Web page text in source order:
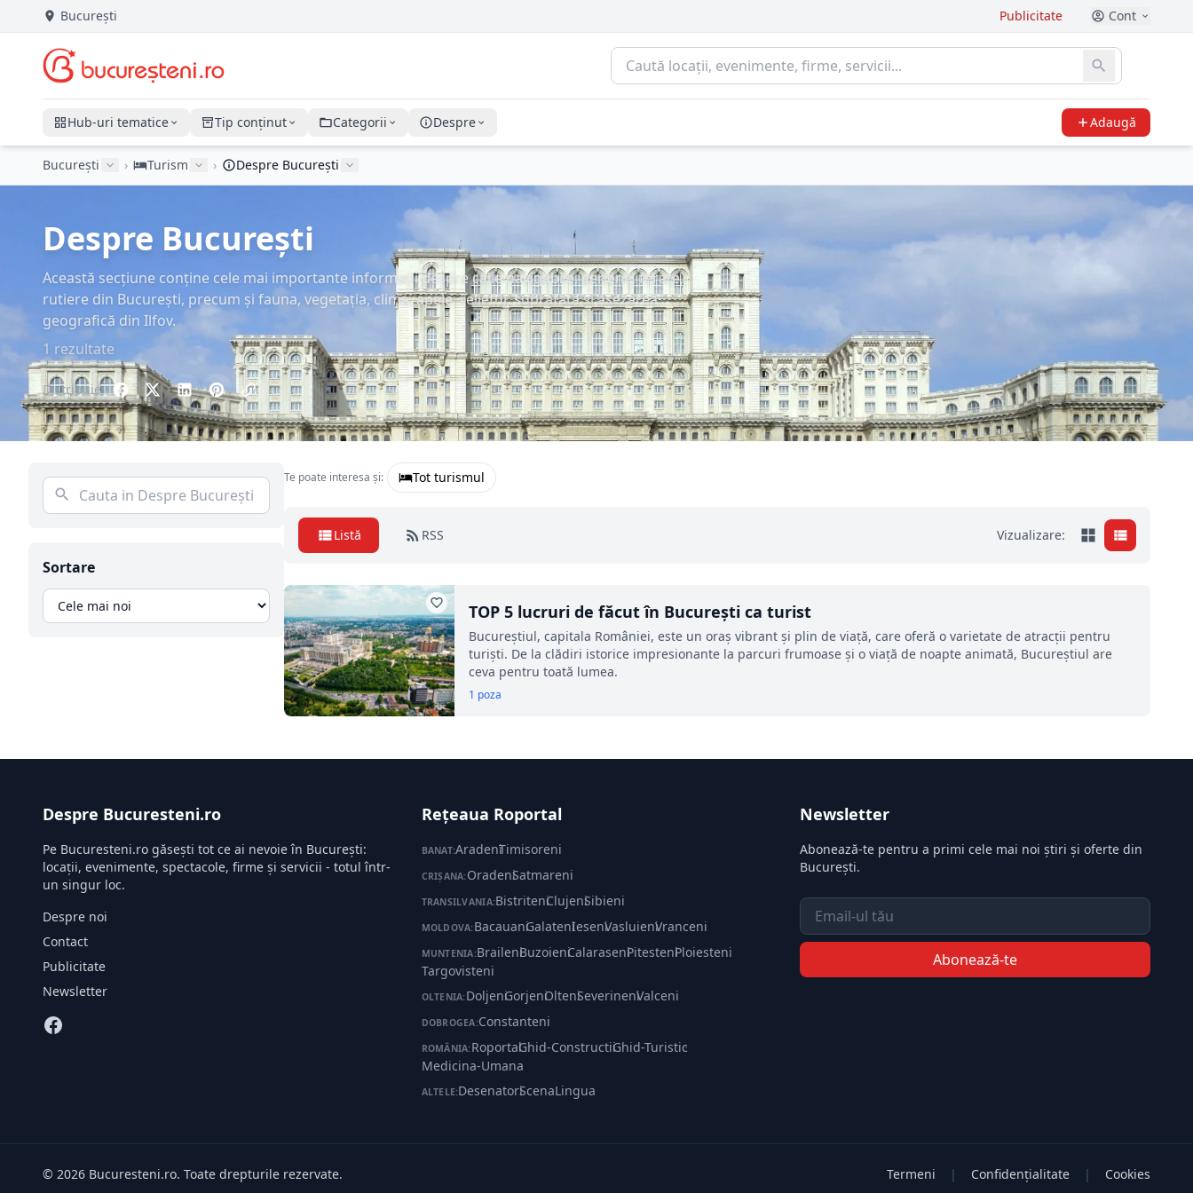
București Publicitate Cont
Hub-uri tematice Tip conținut Categorii Despre Adaugă
București › Turism › Despre București
Despre București
Această secțiune conține cele mai importante informații despre căile navigabile, aeriene, ferate,
rutiere din București, precum și fauna, vegetația, clima, apele, relieful, suprafața și așezarea
geografică din Ilfov.
1 rezultate
Distribuie:
Sortare
Te poate interesa și: Tot turismul
Listă RSS Vizualizare:
TOP 5 lucruri de făcut în București ca turist
Bucureștiul, capitala României, este un oraș vibrant și plin de viață, care oferă o varietate de atracții pentru
turiști. De la clădiri istorice impresionante la parcuri frumoase și o viață de noapte animată, Bucureștiul are
ceva pentru toată lumea.
1 poza
Despre Bucuresteni.ro
Pe Bucuresteni.ro găsești tot ce ai nevoie în București:
locații, evenimente, spectacole, firme și servicii - totul într-
un singur loc.
Despre noi
Contact
Publicitate
Newsletter
Rețeaua Roportal
BANAT:Aradeni·Timisoreni
CRIȘANA: Oradeni·Satmareni
TRANSILVANIA:Bistriteni·Clujeni·Sibieni
MOLDOVA: Bacauani·Galateni·Ieseni·Vasluieni·Vranceni
MUNTENIA:Braileni·Buzoieni·Calaraseni·Pitesteni·Ploiesteni·
Targovisteni
OLTENIA: Doljeni·Gorjeni·Olteni·Severineni·Valceni
DOBROGEA:Constanteni
ROMÂNIA: Roportal·Ghid-Constructii·Ghid-Turistic·
Medicina-Umana
ALTELE:Desenatori·ScenaLingua
Newsletter
Abonează-te pentru a primi cele mai noi știri și oferte din
București.
Email
Abonează-te
© 2026 Bucuresteni.ro. Toate drepturile rezervate. Termeni | Confidențialitate | Cookies